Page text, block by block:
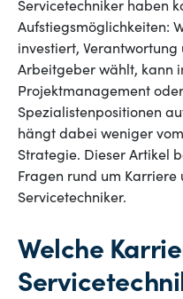
Servicetechniker haben
Aufstiegsmöglichkeiten:
investiert,
Arbeitgeber wählt, kann
Projektmanagement
Spezialistenpositionen
hängt dabei weniger
Strategie. Dieser Artikel
Fragen rund um Karriere
Servicetechniker.
Welche